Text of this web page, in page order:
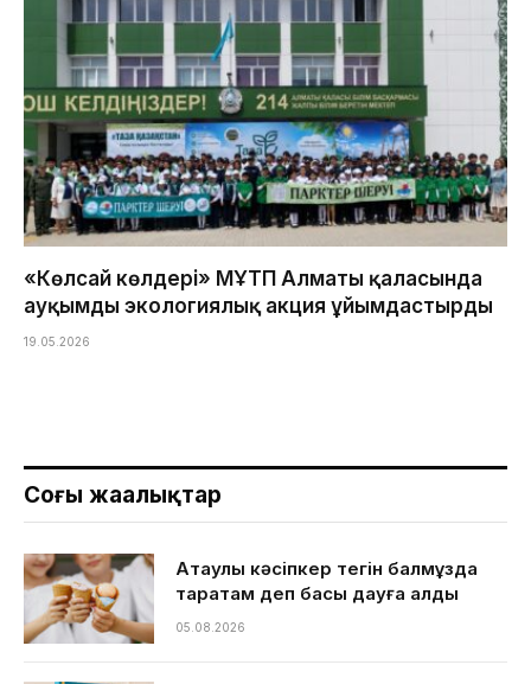
«Көлсай көлдері» МҰТП Алматы қаласында
ауқымды экологиялық акция ұйымдастырды
19.05.2026
Соңғы жаңалықтар
Ақтаулық кәсіпкер тегін балмұздақ
таратам деп басы дауға қалды
05.08.2026